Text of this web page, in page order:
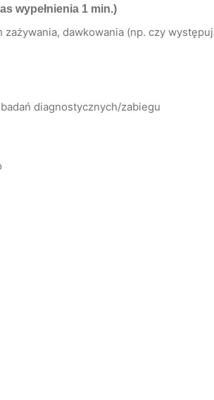
wypełnienia 1 min.)
dawkowania (np. czy
diagnostycznych/zabiegu